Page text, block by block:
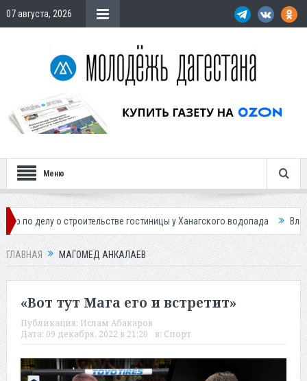
07 августа, 2026
Меню
гостиницы у Ханагского водопада Власти Махачкалы
ГЛАВНАЯ МАГОМЕД АНКАЛАЕВ
«Вот тут Мага его и встретит»
Публикация: Ислам Абакаров
Дата: 09 декабря, 2022 в 21:20 в: Спорт